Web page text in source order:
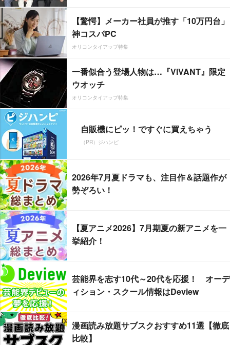
【驚愕】メーカー社員が推す「10万円台」
神コスパPC
オリコンタイアップ特集
一番似合う登場人物は…『VIVANT』限定
ウオッチ
オリコンタイアップ特集
自販機にピッ！ですぐに買えちゃう
（PR）ジハンピ
2026年7月夏ドラマも、注目作＆話題作が
勢ぞろい！
【夏アニメ2026】7月期夏の新アニメを一
挙紹介！
芸能界を志す10代～20代を応援！ オーデ
ィション・スクール情報はDeview
漫画読み放題サブスクおすすめ11選【徹底
比較】